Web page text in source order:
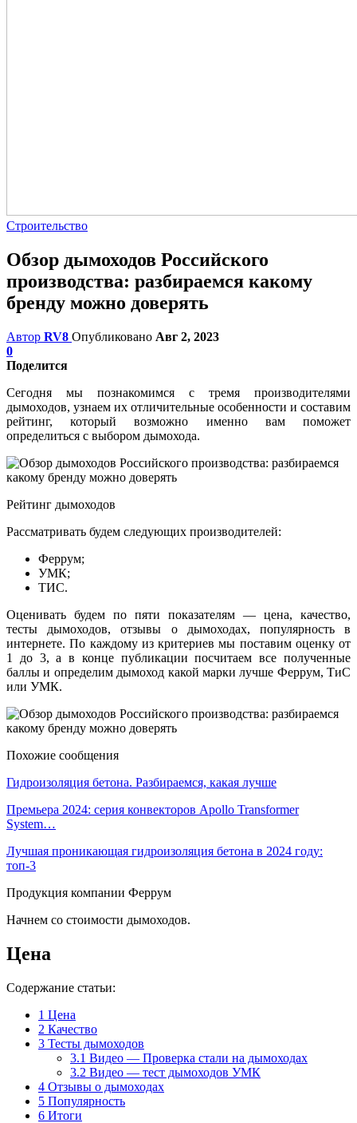
Строительство
Обзор дымоходов Российского
производства: разбираемся какому
бренду можно доверять
Автор RV8 Опубликовано Авг 2, 2023
0
Поделится
Сегодня мы познакомимся с тремя производителями
дымоходов, узнаем их отличительные особенности и составим
рейтинг, который возможно именно вам поможет
определиться с выбором дымохода.
Рейтинг дымоходов
Рассматривать будем следующих производителей:
Феррум;
УМК;
ТИС.
Оценивать будем по пяти показателям — цена, качество,
тесты дымоходов, отзывы о дымоходах, популярность в
интернете. По каждому из критериев мы поставим оценку от
1 до 3, а в конце публикации посчитаем все полученные
баллы и определим дымоход какой марки лучше Феррум, ТиС
или УМК.
Похожие сообщения
Гидроизоляция бетона. Разбираемся, какая лучше
Премьера 2024: серия конвекторов Apollo Transformer
System…
Лучшая проникающая гидроизоляция бетона в 2024 году:
топ-3
Продукция компании Феррум
Начнем со стоимости дымоходов.
Цена
Содержание статьи:
1 Цена
2 Качество
3 Тесты дымоходов
3.1 Видео — Проверка стали на дымоходах
3.2 Видео — тест дымоходов УМК
4 Отзывы о дымоходах
5 Популярность
6 Итоги